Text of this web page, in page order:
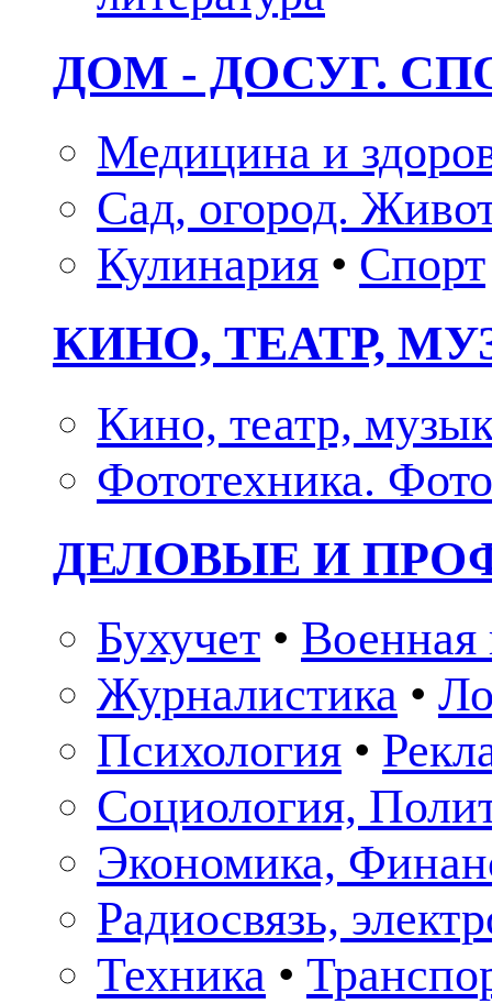
ДОМ - ДОСУГ.
Медицина и
Сад, огород.
Кулинария • Спорт
КИНО, ТЕАТР,
Кино, театр,
Фототехника.
ДЕЛОВЫЕ И
Бухучет • Военная
Журналистика •
Психология •
Социология,
Экономика,
Радиосвязь,
Техника •